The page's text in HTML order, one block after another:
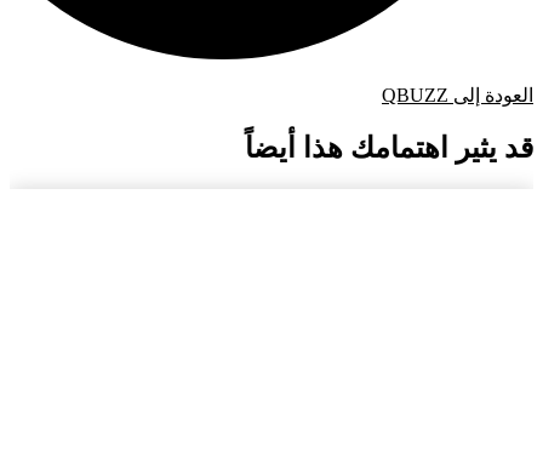
العودة إلى QBUZZ
قد يثير اهتمامك هذا أيضاً